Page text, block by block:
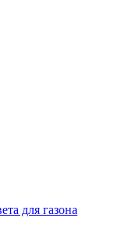
для газона